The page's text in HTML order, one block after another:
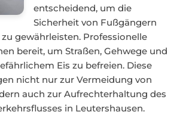
entscheidend, um die
Sicherheit von Fußgängern
gewährleisten. Professionelle
bereit, um Straßen, Gehwege und
Eis zu befreien. Diese
nicht nur zur Vermeidung von
auch zur Aufrechterhaltung des
in Leutershausen.